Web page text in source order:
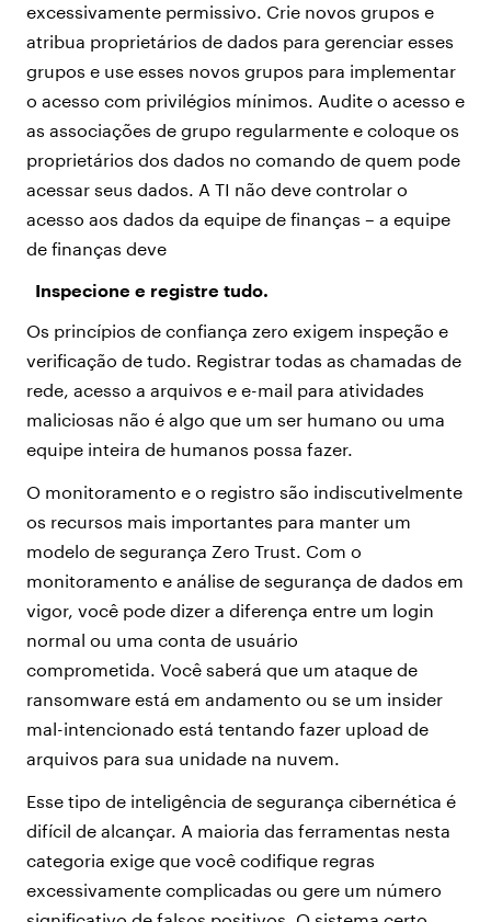
excessivamente permissivo. Crie novos grupos e
atribua proprietários de dados para gerenciar esses
grupos e use esses novos grupos para implementar
o acesso com privilégios mínimos. Audite o acesso e
as associações de grupo regularmente e coloque os
proprietários dos dados no comando de quem pode
acessar seus dados. A TI não deve controlar o
acesso aos dados da equipe de finanças – a equipe
de finanças deve
Inspecione e registre tudo.
Os princípios de confiança zero exigem inspeção e
verificação de tudo. Registrar todas as chamadas de
rede, acesso a arquivos e e-mail para atividades
maliciosas não é algo que um ser humano ou uma
equipe inteira de humanos possa fazer.
O monitoramento e o registro são indiscutivelmente
os recursos mais importantes para manter um
modelo de segurança Zero Trust. Com o
monitoramento e análise de segurança de dados em
vigor, você pode dizer a diferença entre um login
normal ou uma conta de usuário
comprometida. Você saberá que um ataque de
ransomware está em andamento ou se um insider
mal-intencionado está tentando fazer upload de
arquivos para sua unidade na nuvem.
Esse tipo de inteligência de segurança cibernética é
difícil de alcançar. A maioria das ferramentas nesta
categoria exige que você codifique regras
excessivamente complicadas ou gere um número